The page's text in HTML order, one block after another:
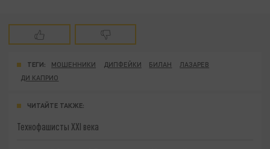
ТЕГИ: МОШЕННИКИ ДИПФЕЙКИ БИЛАН
ЛАЗАРЕВ
ДИ КАПРИО
ЧИТАЙТЕ ТАКЖЕ:
Технофашисты XXI века